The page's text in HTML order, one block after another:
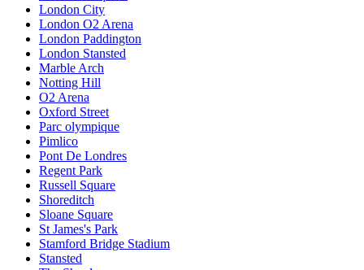
London City
London O2 Arena
London Paddington
London Stansted
Marble Arch
Notting Hill
O2 Arena
Oxford Street
Parc olympique
Pimlico
Pont De Londres
Regent Park
Russell Square
Shoreditch
Sloane Square
St James's Park
Stamford Bridge Stadium
Stansted